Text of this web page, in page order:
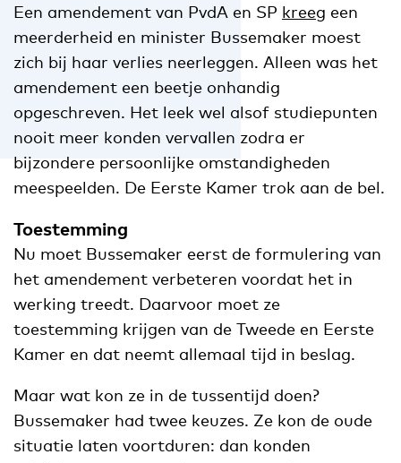
Een amendement van PvdA en SP kreeg een
meerderheid en minister Bussemaker moest
zich bij haar verlies neerleggen. Alleen was het
amendement een beetje onhandig
opgeschreven. Het leek wel alsof studiepunten
nooit meer konden vervallen zodra er
bijzondere persoonlijke omstandigheden
meespeelden. De Eerste Kamer trok aan de bel.
Toestemming
Nu moet Bussemaker eerst de formulering van
het amendement verbeteren voordat het in
werking treedt. Daarvoor moet ze
toestemming krijgen van de Tweede en Eerste
Kamer en dat neemt allemaal tijd in beslag.
Maar wat kon ze in de tussentijd doen?
Bussemaker had twee keuzes. Ze kon de oude
situatie laten voortduren: dan konden